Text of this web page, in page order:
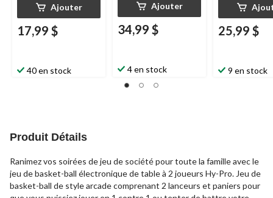
Ajouter
17,99 $
40 en stock
Ajouter
34,99 $
4 en stock
25,99 $
9 en stock
Produit Détails
Ranimez vos soirées de jeu de société pour toute la famille avec le
jeu de basket-ball électronique de table à 2 joueurs Hy-Pro. Jeu de
basket-ball de style arcade comprenant 2 lanceurs et paniers pour